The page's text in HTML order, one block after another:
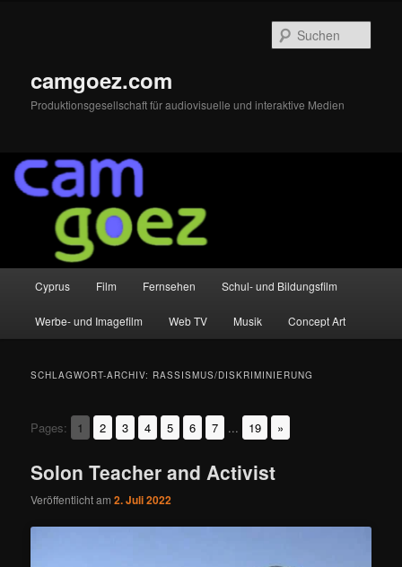
camgoez.com
Produktionsgesellschaft für audiovisuelle und interaktive Medien
Cyprus Film Fernsehen Schul- und Bildungsfilm
Werbe- und Imagefilm Web TV Musik Concept Art
SCHLAGWORT-ARCHIV: RASSISMUS/DISKRIMINIERUNG
Pages: 1 2 3 4 5 6 7 ... 19 »
Solon Teacher and Activist
Veröffentlicht am2. Juli 2022